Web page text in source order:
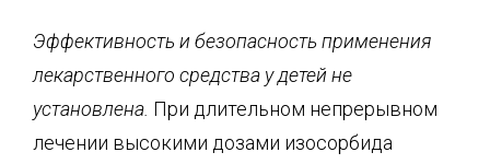
Эффективность и безопасность применения
лекарственного средства у детей не
установлена. При длительном непрерывном
лечении высокими дозами изосорбида